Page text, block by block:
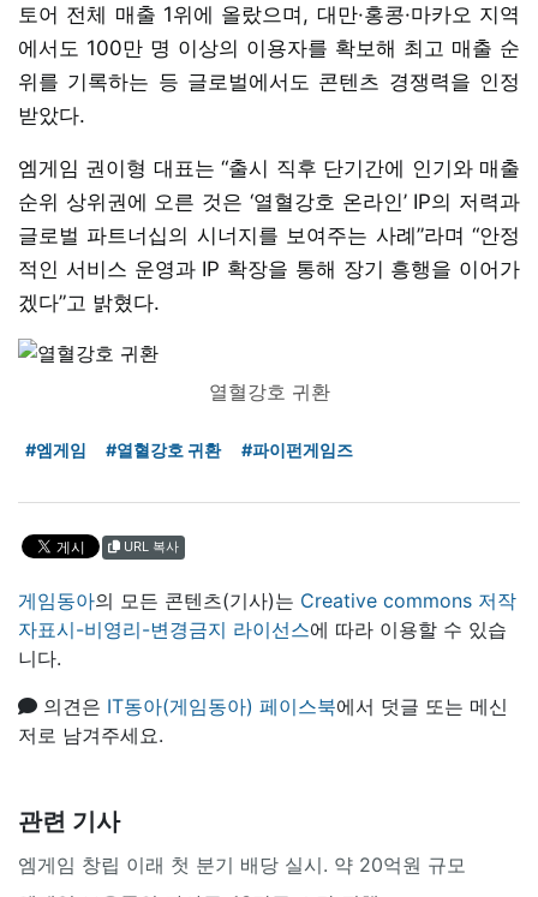
토어 전체 매출 1위에 올랐으며, 대만·홍콩·마카오 지역
에서도 100만 명 이상의 이용자를 확보해 최고 매출 순
위를 기록하는 등 글로벌에서도 콘텐츠 경쟁력을 인정
받았다.
엠게임 권이형 대표는 “출시 직후 단기간에 인기와 매출
순위 상위권에 오른 것은 ‘열혈강호 온라인’ IP의 저력과
글로벌 파트너십의 시너지를 보여주는 사례”라며 “안정
적인 서비스 운영과 IP 확장을 통해 장기 흥행을 이어가
겠다”고 밝혔다.
열혈강호 귀환
#엠게임 #열혈강호 귀환 #파이펀게임즈
URL 복사
게임동아의 모든 콘텐츠(기사)는 Creative commons 저작
자표시-비영리-변경금지 라이선스에 따라 이용할 수 있습
니다.
의견은 IT동아(게임동아) 페이스북에서 덧글 또는 메신
저로 남겨주세요.
관련 기사
엠게임 창립 이래 첫 분기 배당 실시. 약 20억원 규모